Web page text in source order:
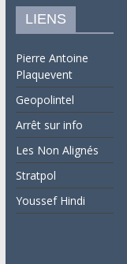
LIENS
Pierre Antoine
Plaquevent
Geopolintel
Arrêt sur info
Les Non Alignés
Stratpol
Youssef Hindi